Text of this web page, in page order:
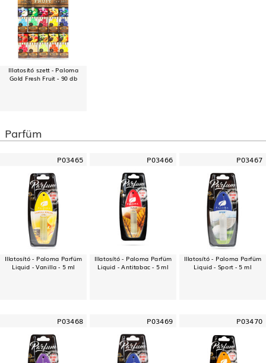
Illatosító szett - Paloma
Gold Fresh Fruit - 90 db
Parfüm
P03465
Illatosító - Paloma Parfüm
Liquid - Vanilla - 5 ml
P03466
Illatosító - Paloma Parfüm
Liquid - Antitabac - 5 ml
P03467
Illatosító - Paloma Parfüm
Liquid - Sport - 5 ml
P03468 P03469 P03470